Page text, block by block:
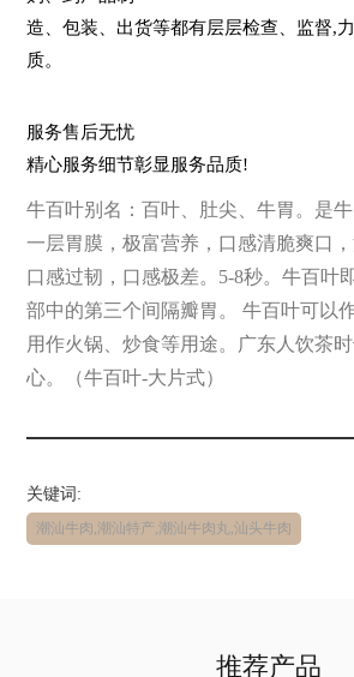
造、包装、出货等都有层层检查、监督,
质。
服务售后无忧
精心服务细节彰显服务品质!
牛百叶别名：百叶、肚尖、牛胃。是牛的内脏之一表面有
一层胃膜，极富营养，口感清脆爽口
口感过韧，口感极差。5-8秒。牛百叶
部中的第三个间隔瓣胃。 牛百叶可以
用作火锅、炒食等用途。广东人饮茶
心。（牛百叶-大片式）
关键词:
潮汕牛肉,潮汕特产,潮汕牛肉丸,汕头牛肉
推荐产品